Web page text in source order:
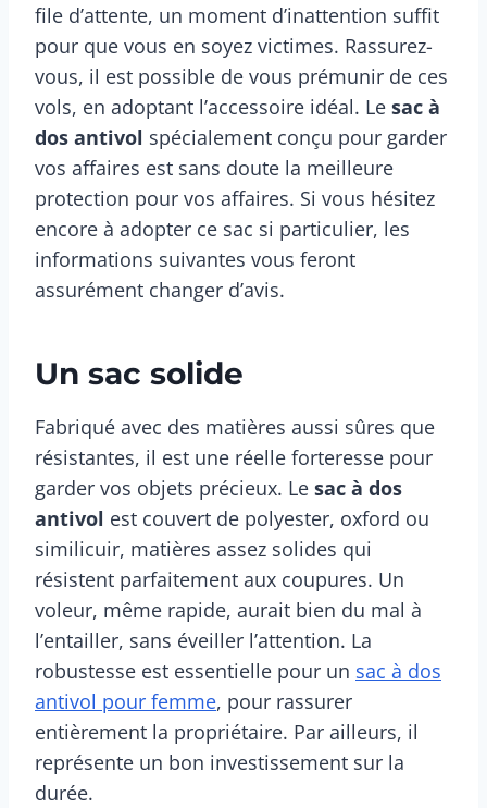
file d’attente, un moment d’inattention suffit
pour que vous en soyez victimes. Rassurez-
vous, il est possible de vous prémunir de ces
vols, en adoptant l’accessoire idéal. Le sac à
dos antivol spécialement conçu pour garder
vos affaires est sans doute la meilleure
protection pour vos affaires. Si vous hésitez
encore à adopter ce sac si particulier, les
informations suivantes vous feront
assurément changer d’avis.
Un sac solide
Fabriqué avec des matières aussi sûres que
résistantes, il est une réelle forteresse pour
garder vos objets précieux. Le sac à dos
antivol est couvert de polyester, oxford ou
similicuir, matières assez solides qui
résistent parfaitement aux coupures. Un
voleur, même rapide, aurait bien du mal à
l’entailler, sans éveiller l’attention. La
robustesse est essentielle pour un sac à dos
antivol pour femme, pour rassurer
entièrement la propriétaire. Par ailleurs, il
représente un bon investissement sur la
durée.